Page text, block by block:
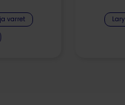
varret